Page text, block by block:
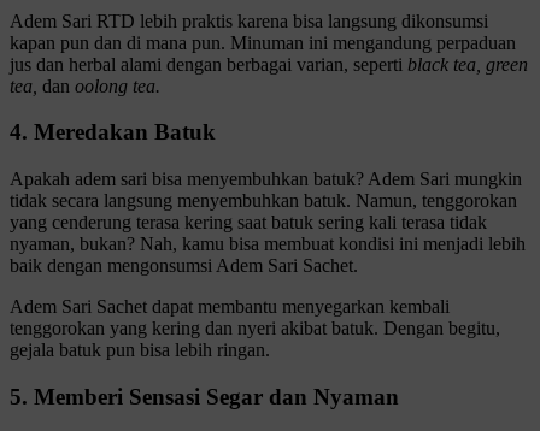
Adem Sari RTD lebih praktis karena bisa langsung dikonsumsi
kapan pun dan di mana pun. Minuman ini mengandung perpaduan
jus dan herbal alami dengan berbagai varian, seperti black tea, green
tea, dan oolong tea.
4. Meredakan Batuk
Apakah adem sari bisa menyembuhkan batuk? Adem Sari mungkin
tidak secara langsung menyembuhkan batuk. Namun, tenggorokan
yang cenderung terasa kering saat batuk sering kali terasa tidak
nyaman, bukan? Nah, kamu bisa membuat kondisi ini menjadi lebih
baik dengan mengonsumsi Adem Sari Sachet.
Adem Sari Sachet dapat membantu menyegarkan kembali
tenggorokan yang kering dan nyeri akibat batuk. Dengan begitu,
gejala batuk pun bisa lebih ringan.
5. Memberi Sensasi Segar dan Nyaman